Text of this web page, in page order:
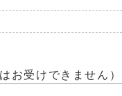
お受けできません